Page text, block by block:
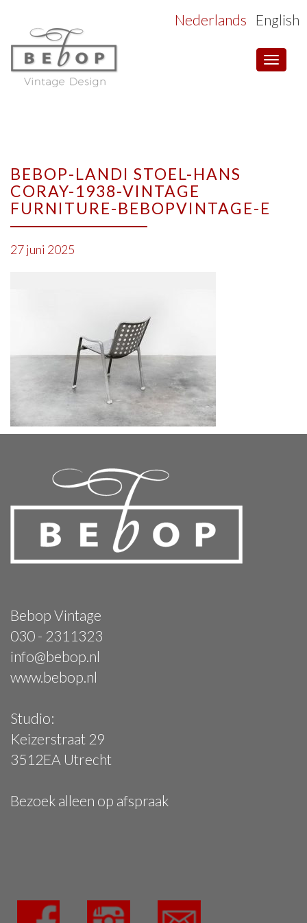
Toggle
Nederlands English
BEBOP-LANDI STOEL-HANS
CORAY-1938-VINTAGE
FURNITURE-BEBOPVINTAGE-E
27 juni 2025
Bebop Vintage
030 - 2311323
info@bebop.nl
www.bebop.nl
Studio:
Keizerstraat 29
3512EA Utrecht
Bezoek alleen op afspraak